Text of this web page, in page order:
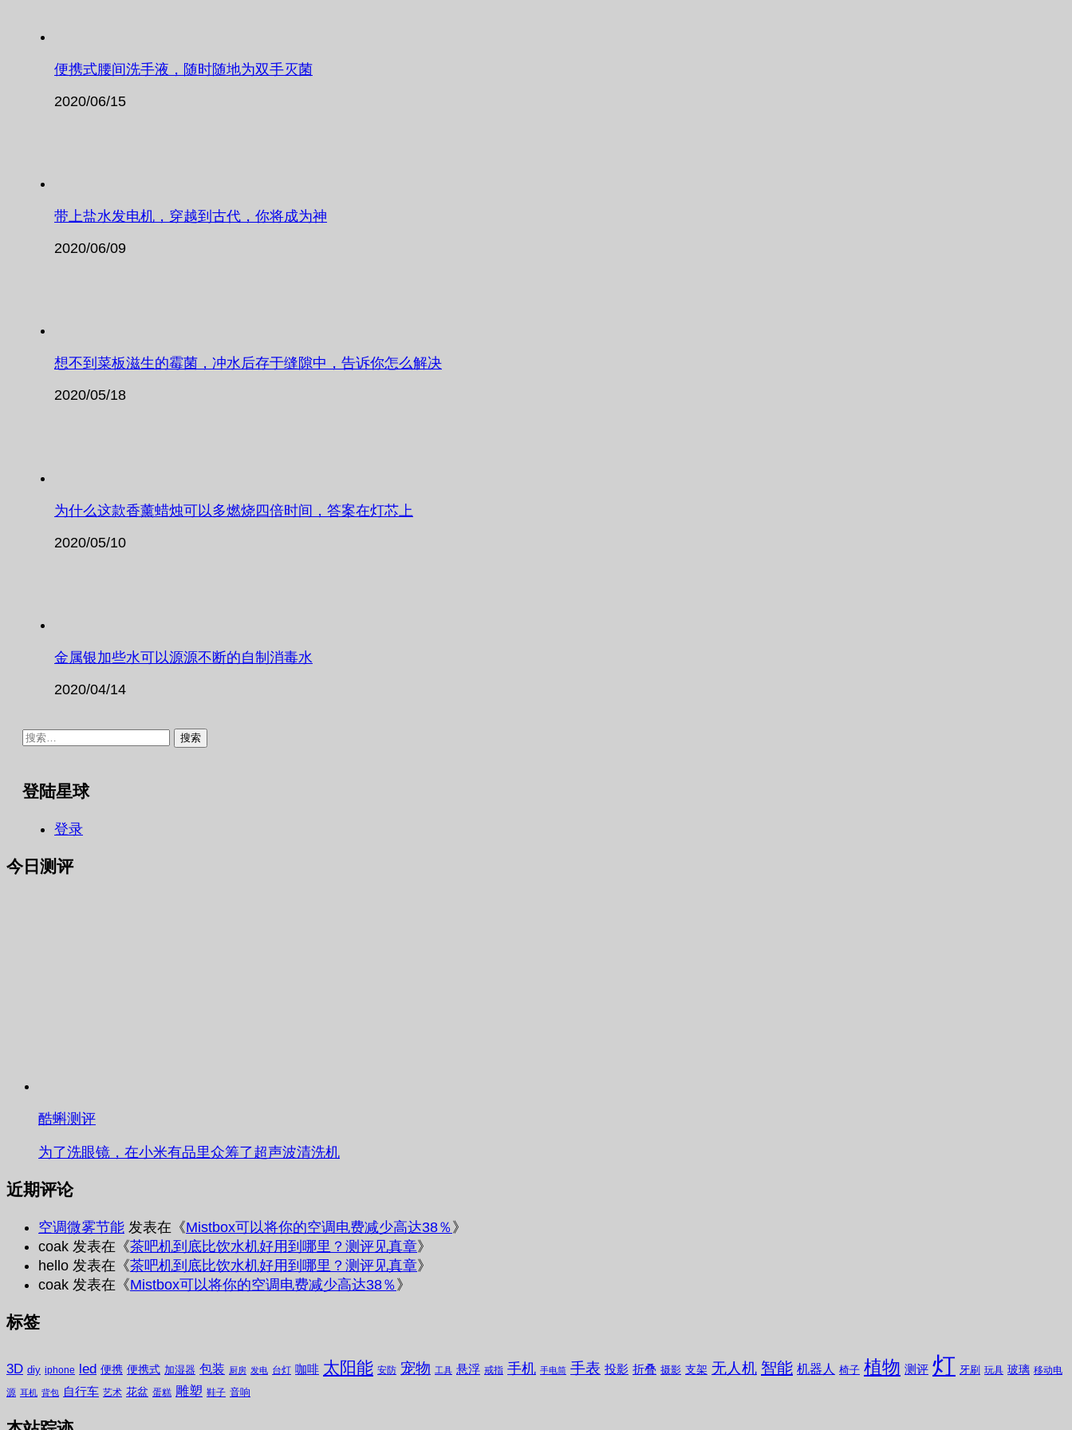
便携式腰间洗手液，随时随地为双手灭菌
2020/06/15
带上盐水发电机，穿越到古代，你将成为神
2020/06/09
想不到菜板滋生的霉菌，冲水后存于缝隙中，告诉你怎么解决
2020/05/18
为什么这款香薰蜡烛可以多燃烧四倍时间，答案在灯芯上
2020/05/10
金属银加些水可以源源不断的自制消毒水
2020/04/14
搜
登陆星球
登录
今日测评
酷蝌测评
为了洗眼镜，在小米有品里众筹了超声波清洗机
近期评论
空调微雾节能 发表在《Mistbox可以将你的空调电费减少高达38％ 》
coak 发表在《茶吧机到底比饮水机好用到哪里？测评见真章》
hello 发表在《茶吧机到底比饮水机好用到哪里？测评见真章》
coak 发表在《Mistbox可以将你的空调电费减少高达38％ 》
标签
3D diy iphone led 便携 便携式 加湿器 包装 厨房 发电 台灯 咖啡 太阳能 安防 宠物 工具 悬浮 戒指 手机 手电筒 手表 投影 折叠 摄影 支架 无人机 智能 机器人 椅子 植物 测评 灯 牙刷 玩具 玻璃 移动电
源 耳机 背包 自行车 艺术 花盆 蛋糕 雕塑 鞋子 音响